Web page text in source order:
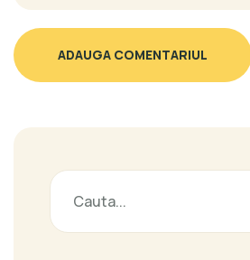
ADAUGA COMENTARIUL